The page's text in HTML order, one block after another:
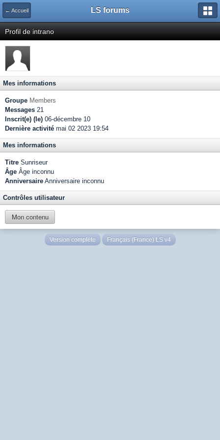
← Accueil LS forums
Profil de intrano
Mes informations
Groupe Members
Messages 21
Inscrit(e) (le) 06-décembre 10
Dernière activité mai 02 2023 19:54
Mes informations
Titre Sunriseur
Âge Âge inconnu
Anniversaire Anniversaire inconnu
Contrôles utilisateur
Mon contenu
Version complète Français (France) LS v4